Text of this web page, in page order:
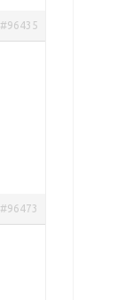
#96435
#96473